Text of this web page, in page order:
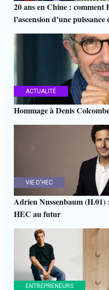
20 ans en Chine : comment
l’ascension d’une
ACTUALITÉ
Hommage à Denis
VIE D'HEC
Adrien Nussenbaum
HEC au futur
ENTREPRENEURS